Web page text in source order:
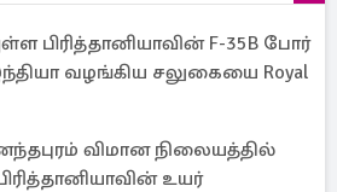
பிரித்தானியாவின் F-35B போர்
வழங்கிய சலுகையை Royal
விமான நிலையத்தில்
உயர்